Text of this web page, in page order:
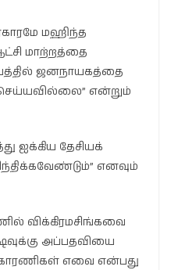
மஹிந்த
மாற்றத்தை
ஜனநாயகத்தை
என்றும்
ஐக்கிய தேசியக்
எனவும்
விக்கிரமசிங்கவை
அப்பதவியை
காரணிகள் எவை என்பது